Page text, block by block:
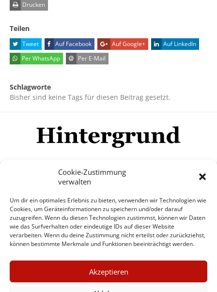
Cookie-Zustimmung
verwalten
Um dir ein optimales Erlebnis zu bieten, verwenden wir Technologien wie
Cookies, um Geräteinformationen zu speichern und/oder darauf
zuzugreifen. Wenn du diesen Technologien zustimmst, können wir Daten
wie das Surfverhalten oder eindeutige IDs auf dieser Website
verarbeiten. Wenn du deine Zustimmung nicht erteilst oder zurückziehst,
können bestimmte Merkmale und Funktionen beeinträchtigt werden.
Akzeptieren
Drucken
Teilen
Tweet Auf Facebook Auf Google+
Auf LinkedIn
Per WhatsApp
Per E-Mail
Schlagworte
Bisher sind keine Tags für diesen Beitrag gesetzt.
Mehr
© Copyright Hintergrund.de, 2015 - 2026
Zum Newsletter jetzt kostenlos
anmelden
erscheint ca. alle 4 Wochen
×